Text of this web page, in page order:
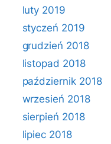
luty 2019
styczeń 2019
grudzień 2018
listopad 2018
październik 2018
wrzesień 2018
sierpień 2018
lipiec 2018